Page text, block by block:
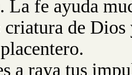
La fe ayuda
criatura de
a raya tus